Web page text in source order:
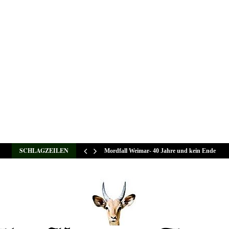
SCHLAGZEILEN Mordfall Weimar- 40 Jahre und kein Ende